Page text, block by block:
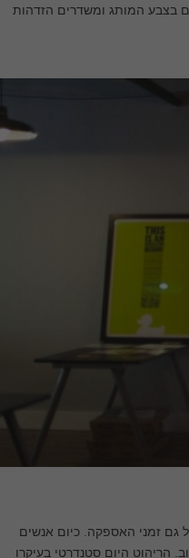
בצבע המותג ומשדרים הזדהות
גם זמני האספקה. כיום אנשים
הריהוט היום סטנדרטי בעיקרו